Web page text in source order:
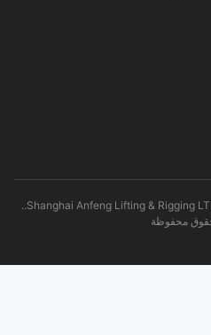
حقوق الطبع والنشر © 2021-2026 Shanghai Anfeng Lifting & Rigging LTD..